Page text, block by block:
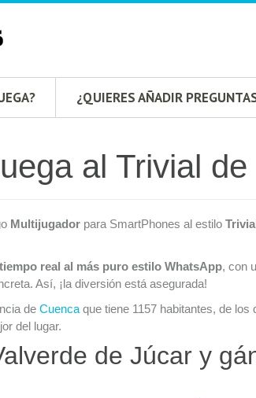
¿QUIERES AÑADIR
al Trivial
Multijugador para SmartPhones al estilo
real al más puro estilo WhatsApp, con
Así, ¡la diversión está asegurada!
de Cuenca que tiene 1157 habitantes, de
del lugar.
de Júcar y